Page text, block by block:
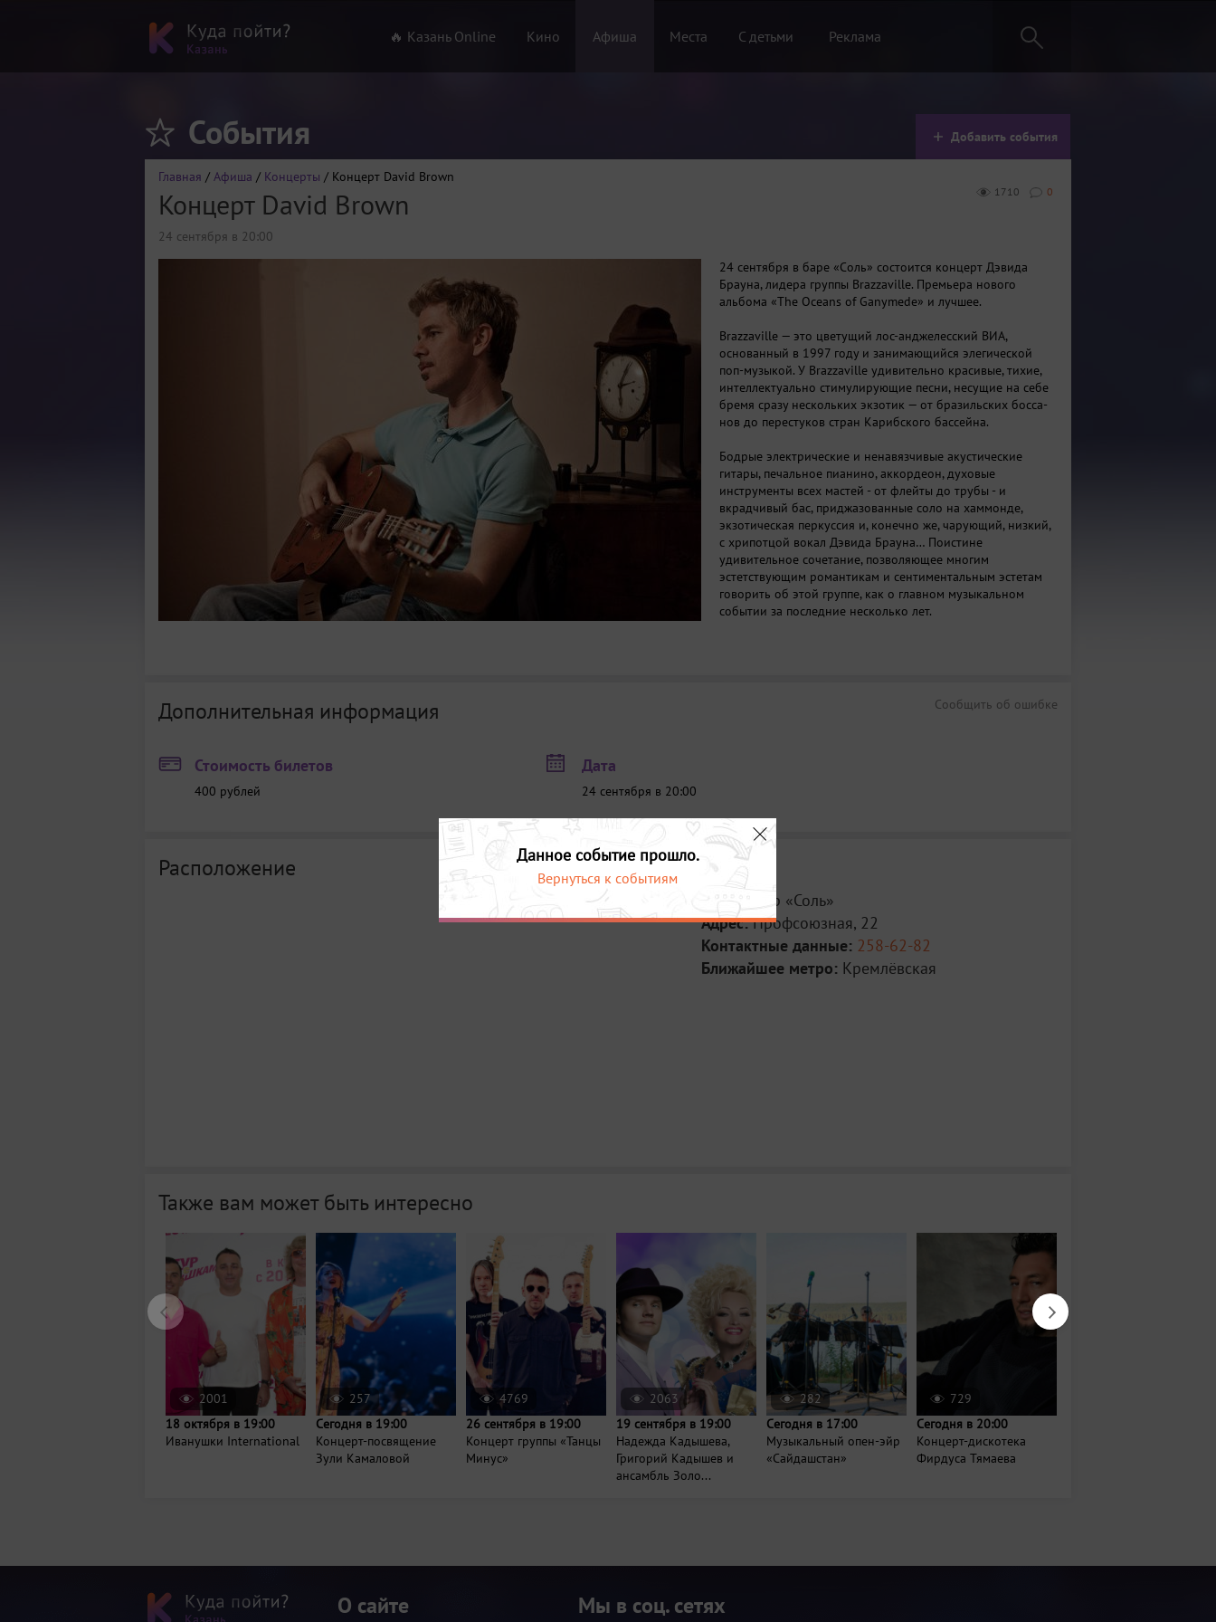
🔥 Казань Online Кино Афиша Места С детьми Реклама
События Добавить события
Главная / Афиша / Концерты / Концерт David Brown
0
1710
Концерт David Brown
24 сентября в 20:00
24 сентября в баре «Соль» состоится концерт Дэвида
Брауна, лидера группы Brazzaville. Премьера нового
альбома «The Oceans of Ganymede» и лучшее.
Brazzaville — это цветущий лос-анджелесский ВИА,
основанный в 1997 году и занимающийся элегической
поп-музыкой. У Brazzaville удивительно красивые, тихие,
интеллектуально стимулирующие песни, несущие на себе
бремя сразу нескольких экзотик — от бразильских босса-
нов до перестуков стран Карибского бассейна.
Бодрые электрические и ненавязчивые акустические
гитары, печальное пианино, аккордеон, духовые
инструменты всех мастей - от флейты до трубы - и
вкрадчивый бас, приджазованные соло на хаммонде,
экзотическая перкуссия и, конечно же, чарующий, низкий,
с хрипотцой вокал Дэвида Брауна… Поистине
удивительное сочетание, позволяющее многим
эстетствующим романтикам и сентиментальным эстетам
говорить об этой группе, как о главном музыкальном
событии за последние несколько лет.
Сообщить об ошибке
Дополнительная информация
Стоимость билетов
400 рублей
Дата
24 сентября в 20:00
Расположение
Место:
Бар «Соль»
Адрес:Профсоюзная, 22
Контактные данные: 258-62-82
Ближайшее метро: Кремлёвская
Также вам может быть интересно
2001
18 октября в 19:00
Иванушки International
257
Сегодня в 19:00
Концерт-посвящение
Зули Камаловой
4769
26 сентября в 19:00
Концерт группы «Танцы
Минус»
2063
19 сентября в 19:00
Надежда Кадышева,
Григорий Кадышев и
ансамбль Золо...
282
Сегодня в 17:00
Музыкальный опен-эйр
«Сайдашстан»
729
Сегодня в 20:00
Концерт-дискотека
Фирдуса Тямаева
Данное событие прошло.
Вернуться к событиям
О сайте Мы в соц. сетях